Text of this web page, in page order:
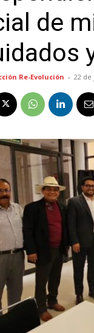
de
Re-Evolución - 22 de